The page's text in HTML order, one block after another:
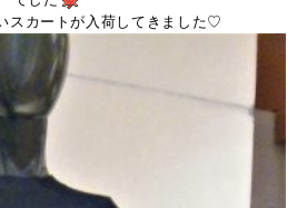
スカートが入荷してきました♡